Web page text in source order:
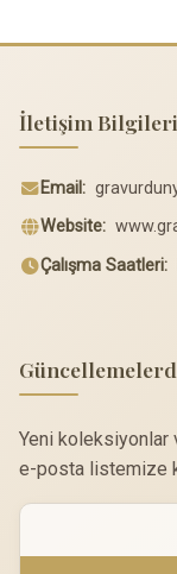
İletişim Bilgileri
Email:
Website:
Çalışma Saatleri:
Yeni koleksiyonlar
e-posta listemize